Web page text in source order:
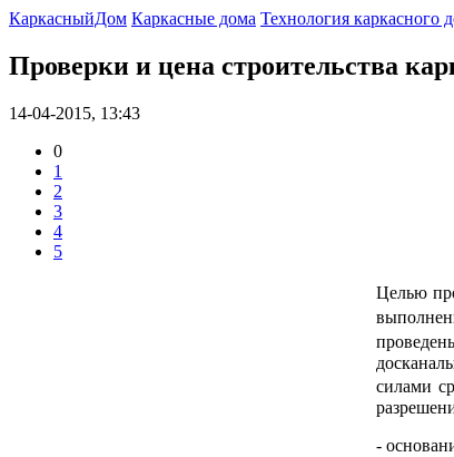
КаркасныйДом Каркасные дома Технология каркасного
Проверки и цена строительства
14-04-2015, 13:43
0
1
2
3
4
5
Целью
силами
-